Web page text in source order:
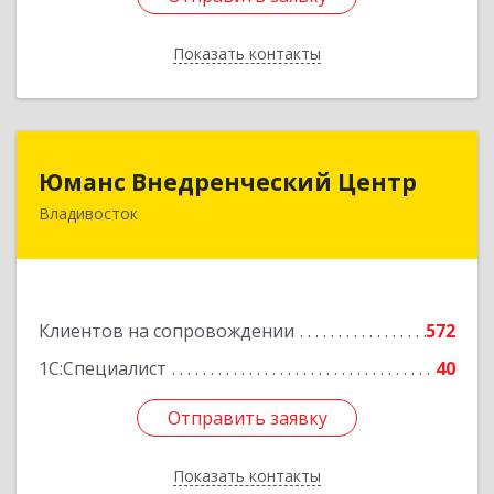
Показать контакты
Назад
Юманс Внедренческий Центр
Владивосток
Клиентов на сопровождении
572
1С:Специалист
40
Отправить заявку
Показать контакты
Юманс Внедренческий Центр
690014, Приморский край, Владивосток г,
Отправить заявку
Назад